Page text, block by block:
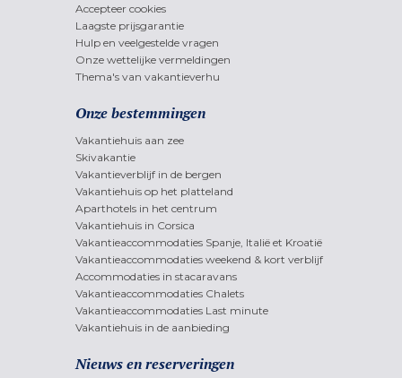
Accepteer cookies
Laagste prijsgarantie
Hulp en veelgestelde vragen
Onze wettelijke vermeldingen
Thema's van vakantieverhu
Onze bestemmingen
Vakantiehuis aan zee
Skivakantie
Vakantieverblijf in de bergen
Vakantiehuis op het platteland
Aparthotels in het centrum
Vakantiehuis in Corsica
Vakantieaccommodaties Spanje, Italië et Kroatië
Vakantieaccommodaties weekend & kort verblijf
Accommodaties in stacaravans
Vakantieaccommodaties Chalets
Vakantieaccommodaties Last minute
Vakantiehuis in de aanbieding
Nieuws en reserveringen